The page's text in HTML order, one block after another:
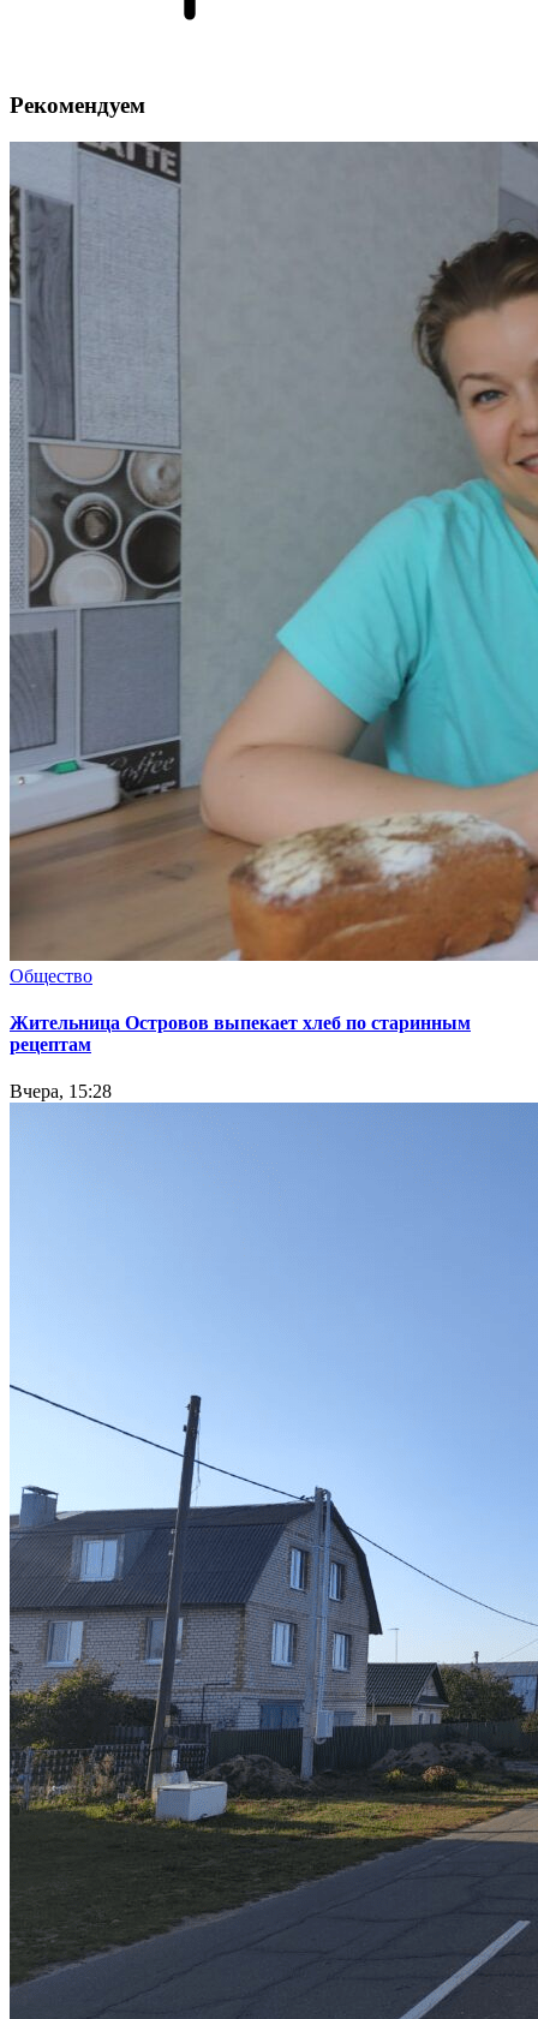
Рекомендуем
Общество
Жительница Островов выпекает хлеб по старинным
рецептам
Вчера, 15:28